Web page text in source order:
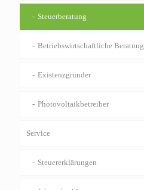
Steuerberatung
Betriebswirtschaftliche Beratung
Existenzgründer
Photovoltaikbetreiber
Service
Steuererklärungen